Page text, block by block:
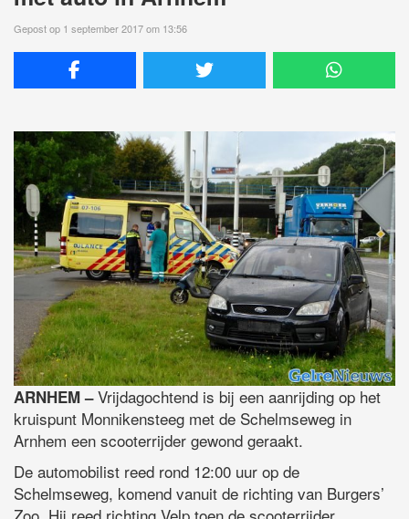
Gepost op 1 september 2017 om 13:56
ARNHEM –Vrijdagochtend is bij een aanrijding op het
kruispunt Monnikensteeg met de Schelmseweg in
Arnhem een scooterrijder gewond geraakt.
De automobilist reed rond 12:00 uur op de
Schelmseweg, komend vanuit de richting van Burgers’